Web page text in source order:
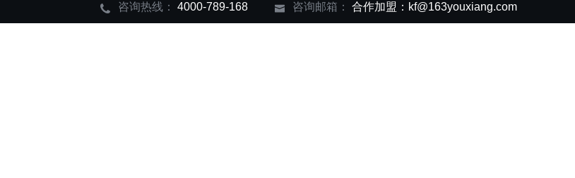
咨询热线： 4000-789-168 咨询邮箱： 合作加盟：kf@163youxiang.com